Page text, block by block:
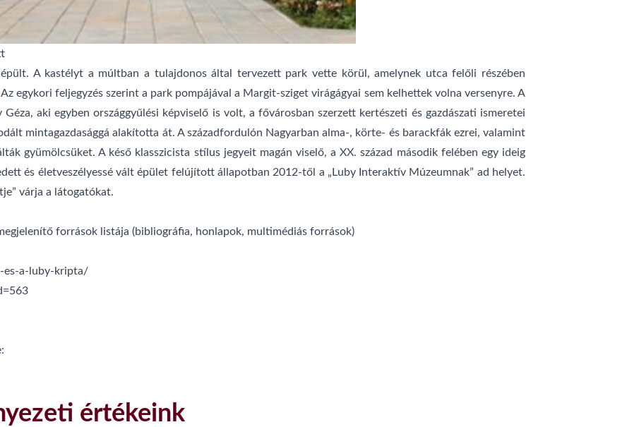
A kastélyt a múltban a tulajdonos által tervezett park vette körül, amelynek utca felőli részében
egykori feljegyzés szerint a park pompájával a Margit-sziget virágágyai sem kelhettek volna versenyre. A
aki egyben országgyűlési képviselő is volt, a fővárosban szerzett kertészeti és gazdászati ismeretei
mintagazdasággá alakította át. A századfordulón Nagyarban alma-, körte- és barackfák ezrei, valamint
gyümölcsüket. A késő klasszicista stílus jegyeit magán viselő, a XX. század második felében egy ideig
és életveszélyessé vált épület felújított állapotban 2012-től a „Luby Interaktív Múzeumnak” ad helyet.
várja a látogatókat.
források listája (bibliográfia, honlapok, multimédiás források)
es-a-luby-kripta/
értékeink